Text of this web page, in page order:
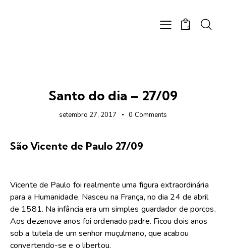
0
Santo do dia – 27/09
setembro 27, 2017 0 Comments
São Vicente de Paulo 27/09
Vicente de Paulo foi realmente uma figura extraordinária
para a Humanidade. Nasceu na França, no dia 24 de abril
de 1581. Na infância era um simples guardador de porcos.
Aos dezenove anos foi ordenado padre. Ficou dois anos
sob a tutela de um senhor muçulmano, que acabou
convertendo-se e o libertou.